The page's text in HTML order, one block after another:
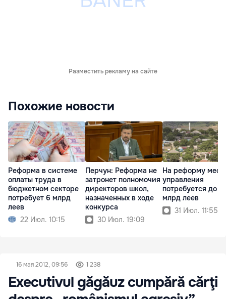
Разместить рекламу на сайте
Похожие новости
Реформа в системе
оплаты труда в
бюджетном секторе
потребует 6 млрд
леев
22 Июл. 10:15
Перчун: Реформа не
затронет полномочия
директоров школ,
назначенных в ходе
конкурса
30 Июл. 19:09
На реформу
управления
потребуется до 5
млрд леев
31 Июл. 11:55
16 мая 2012, 09:56 1 238
Executivul găgăuz cumpără cărţi